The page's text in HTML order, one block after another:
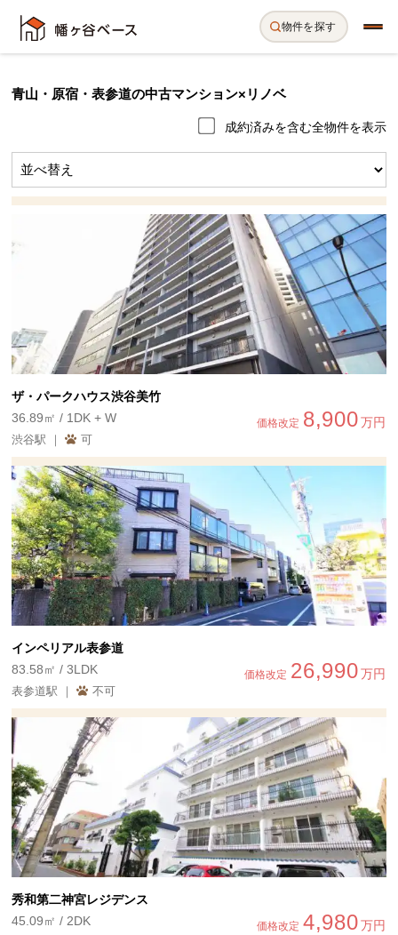
物件を探す
青山・原宿・表参道の中古マンション×リノベ
成約済みを含む全物件を表示
ザ・パークハウス渋谷美竹
価格改定 8,900万円
36.89㎡ / 1DK + W
渋谷駅 ｜ 可
インペリアル表参道
価格改定 26,990万円
83.58㎡ / 3LDK
表参道駅 ｜ 不可
秀和第二神宮レジデンス
価格改定 4,980万円
45.09㎡ / 2DK